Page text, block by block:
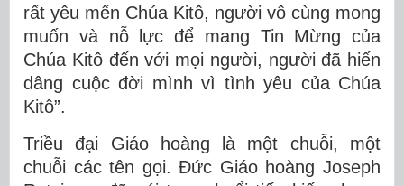
rất yêu mến Chúa Kitô, người vô cùng mong
muốn và nỗ lực để mang Tin Mừng của
Chúa Kitô đến với mọi người, người đã hiến
dâng cuộc đời mình vì tình yêu của Chúa
Kitô”.
Triều đại Giáo hoàng là một chuỗi, một
chuỗi các tên gọi. Đức Giáo hoàng Joseph